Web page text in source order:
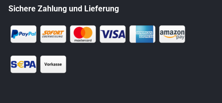
Sichere Zahlung und Lieferung